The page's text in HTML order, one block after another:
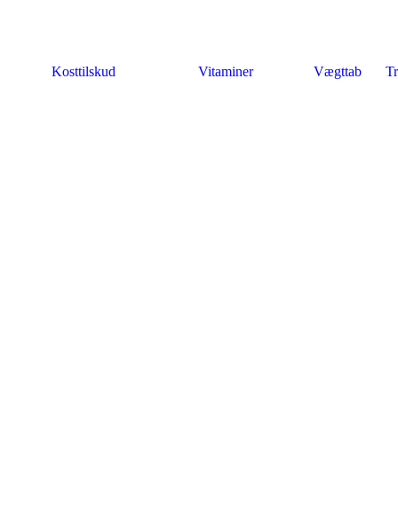
Kosttilskud Vitaminer Vægttab